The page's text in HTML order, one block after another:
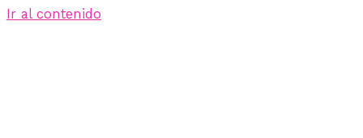
Ir al contenido